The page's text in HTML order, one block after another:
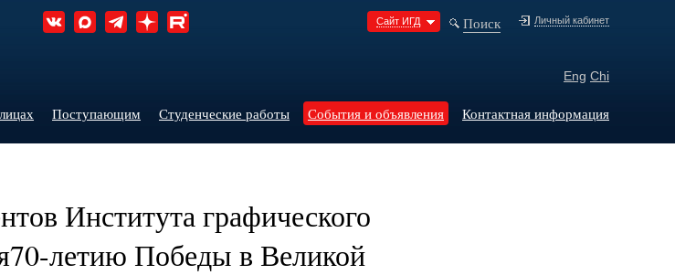
Личный кабинет
Поиск
Сайт ИГД
Eng Chi
Поступающим Студенческие работы События и объявления Контактная информация
Института графического
летию Победы в Великой